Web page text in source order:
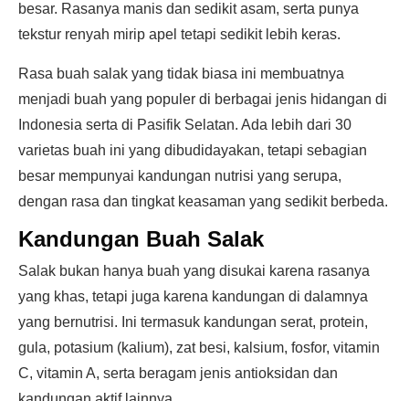
besar. Rasanya manis dan sedikit asam, serta punya
tekstur renyah mirip apel tetapi sedikit lebih keras.
Rasa buah salak yang tidak biasa ini membuatnya
menjadi buah yang populer di berbagai jenis hidangan di
Indonesia serta di Pasifik Selatan. Ada lebih dari 30
varietas buah ini yang dibudidayakan, tetapi sebagian
besar mempunyai kandungan nutrisi yang serupa,
dengan rasa dan tingkat keasaman yang sedikit berbeda.
Kandungan Buah Salak
Salak bukan hanya buah yang disukai karena rasanya
yang khas, tetapi juga karena kandungan di dalamnya
yang bernutrisi. Ini termasuk kandungan serat, protein,
gula, potasium (kalium), zat besi, kalsium, fosfor, vitamin
C, vitamin A, serta beragam jenis antioksidan dan